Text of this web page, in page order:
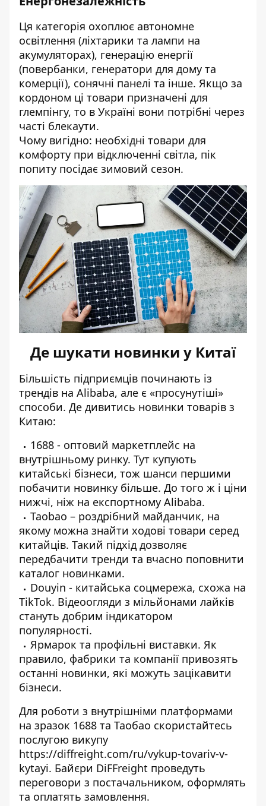
Ця категорія охоплює автономне
освітлення (ліхтарики та лампи на
акумуляторах), генерацію енергії
(повербанки, генератори для дому та
комерції), сонячні панелі та інше. Якщо за
кордоном ці товари призначені для
глемпінгу, то в Україні вони потрібні через
часті блекаути.
Чому вигідно: необхідні товари для
комфорту при відключенні світла, пік
попиту посідає зимовий сезон.
Де шукати новинки у Китаї
Більшість підприємців починають із
трендів на Alibaba, але є «просунутіші»
способи. Де дивитись новинки товарів з
Китаю:
1688 - оптовий маркетплейс на
внутрішньому ринку. Тут купують
китайські бізнеси, тож шанси першими
побачити новинку більше. До того ж і ціни
нижчі, ніж на експортному Alibaba.
Taobao – роздрібний майданчик, на
якому можна знайти ходові товари серед
китайців. Такий підхід дозволяє
передбачити тренди та вчасно поповнити
каталог новинками.
Douyin - китайська соцмережа, схожа на
TikTok. Відеоогляди з мільйонами лайків
стануть добрим індикатором
популярності.
Ярмарок та профільні виставки. Як
правило, фабрики та компанії привозять
останні новинки, які можуть зацікавити
бізнеси.
Для роботи з внутрішніми платформами
на зразок 1688 та Таобао скористайтесь
послугою викупу
https://diffreight.com/ru/vykup-tovariv-v-
kytayi. Байєри DiFFreight проведуть
переговори з постачальником, оформлять
та оплатять замовлення.